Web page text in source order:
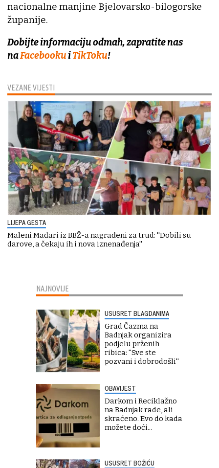
VEZANE VIJESTI
LIJEPA GESTA
Maleni Mađari iz BBŽ-a nagrađeni za trud: ''Dobili su
darove, a čekaju ih i nova iznenađenja''
nacionalne manjine Bjelovarsko-bilogorske
županije.
Dobijte informaciju odmah, zapratite nas
naFacebooku iTikToku!
NAJNOVIJE
USUSRET BLAGDANIMA
Grad Čazma na
Badnjak organizira
podjelu prženih
ribica: ''Sve ste
pozvani i dobrodošli''
OBAVIJEST
Darkom i Reciklažno
na Badnjak rade, ali
skraćeno. Evo do kada
možete doći...
USUSRET BOŽIĆU